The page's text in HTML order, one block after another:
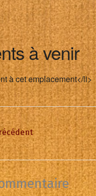
à venir
à cet emplacement</li>